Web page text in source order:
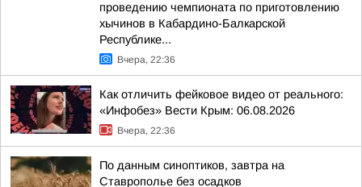
проведению чемпионата по приготовлению
хычинов в Кабардино-Балкарской
Республике...
Вчера, 22:36
Как отличить фейковое видео от реального:
«Инфобез» Вести Крым: 06.08.2026
Вчера, 22:36
По данным синоптиков, завтра на
Ставрополье без осадков